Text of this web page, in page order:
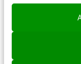
pak je dat
potentieel van